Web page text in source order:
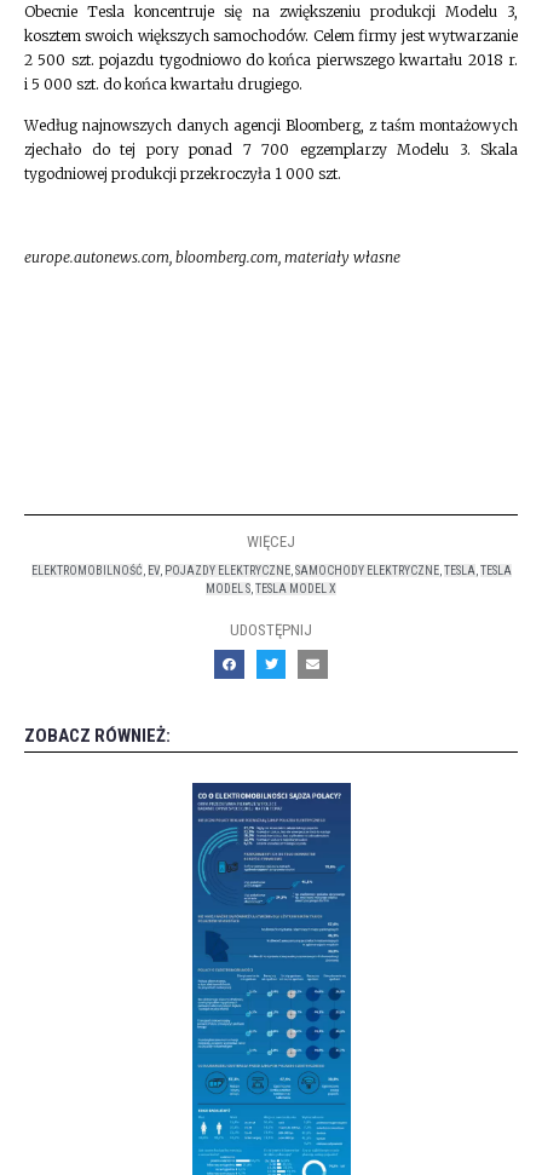
Obecnie Tesla koncentruje się na zwiększeniu produkcji Modelu 3,
kosztem swoich większych samochodów. Celem firmy jest wytwarzanie
2 500 szt. pojazdu tygodniowo do końca pierwszego kwartału 2018 r.
i 5 000 szt. do końca kwartału drugiego.
Według najnowszych danych agencji Bloomberg, z taśm montażowych
zjechało do tej pory ponad 7 700 egzemplarzy Modelu 3. Skala
tygodniowej produkcji przekroczyła 1 000 szt.
europe.autonews.com, bloomberg.com, materiały własne
WIĘCEJ
ELEKTROMOBILNOŚĆ EV, POJAZDY ELEKTRYCZNE, SAMOCHODY ELEKTRYCZNE, TESLA TESLA
MODEL S TESLA MODEL X
UDOSTĘPNIJ
ZOBACZ RÓWNIEŻ: